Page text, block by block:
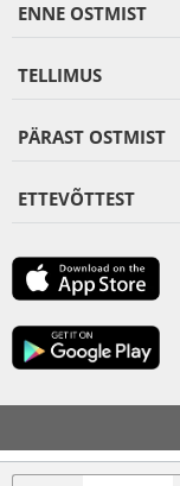
ENNE OSTMIST
TELLIMUS
PÄRAST OSTMIST
ETTEVÕTTEST